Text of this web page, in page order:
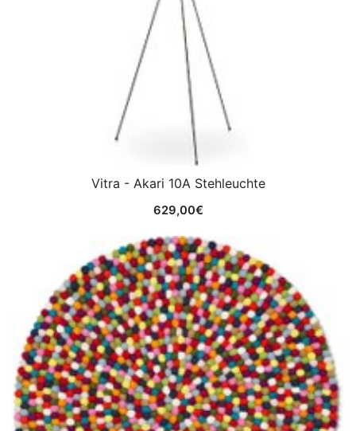
Vitra - Akari 10A Stehleuchte
629,00€